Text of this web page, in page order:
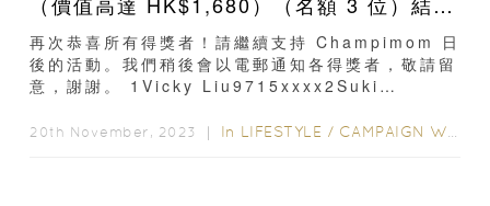
公布
再次恭喜所有得獎者！請繼續支持 Champimom 日
後的活動。我們稍後會以電郵通知各得獎者，敬請留
意，謝謝。 1Vicky Liu9715xxxx2Suki
20th November, 2023 ｜ In LIFESTYLE / CAMPAIGN WINNERS